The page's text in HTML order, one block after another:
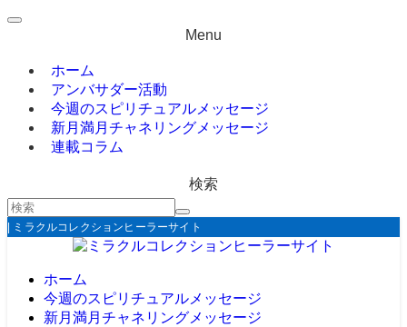
Menu
ホーム
アンバサダー活動
今週のスピリチュアルメッセージ
新月満月チャネリングメッセージ
連載コラム
検索
| ミラクルコレクションヒーラーサイト
ホーム
今週のスピリチュアルメッセージ
新月満月チャネリングメッセージ